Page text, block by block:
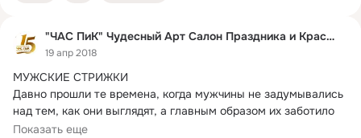
"ЧАС ПиК" Чудесный Арт Салон Праздника и Красоты
19 апр 2018
МУЖСКИЕ СТРИЖКИ
Давно прошли те времена, когда мужчины не задумывались
над тем, как они выглядят, а главным образом их заботило
то,...
Показать еще